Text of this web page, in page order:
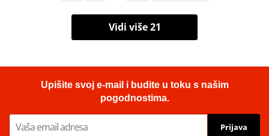
Vidi više 21
Upišite svoj e-mail i budite u toku s našim
pogodnostima.
Prijava